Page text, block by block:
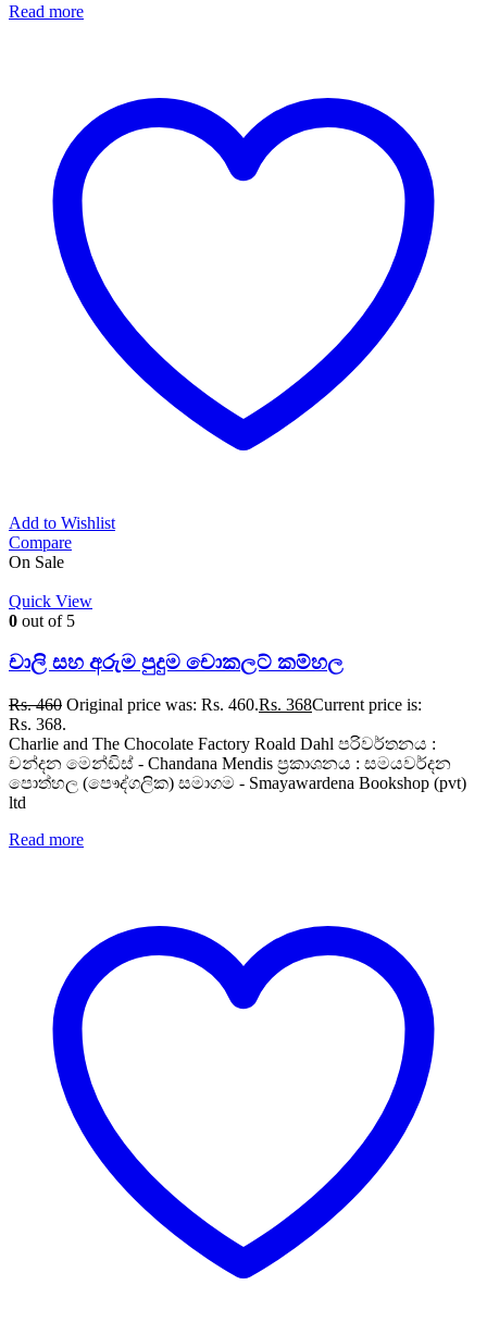
Read more
Add to Wishlist
Compare
On Sale
Quick View
0 out of 5
චාලි සහ අරුම පුදුම චොකලට් කම්හල
Rs.460 Original price was: Rs. 460.Rs. 368Current price is:
Rs. 368.
Charlie and The Chocolate Factory Roald Dahl පරිවර්තනය :
චන්දන මෙන්ඩිස් - Chandana Mendis ප්‍රකාශනය : සමයවර්දන
පොත්හල (පෞද්ගලික) සමාගම - Smayawardena Bookshop (pvt)
ltd
Read more